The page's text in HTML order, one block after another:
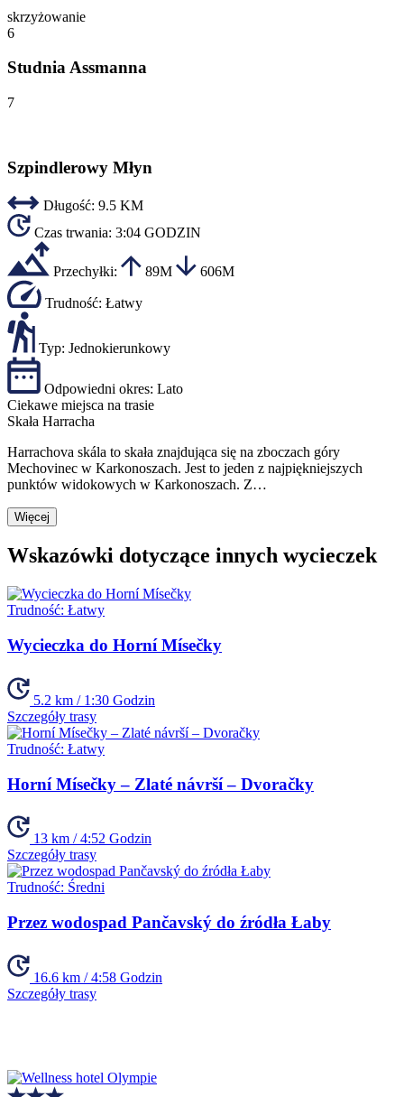
skrzyżowanie
6
Studnia Assmanna
7
Szpindlerowy Młyn
Długość: 9.5 KM
Czas trwania: 3:04 GODZIN
Przechyłki: 89M 606M
Trudność: Łatwy
Typ: Jednokierunkowy
Odpowiedni okres: Lato
Ciekawe miejsca na trasie
Skała Harracha
Harrachova skála to skała znajdująca się na zboczach góry
Mechovinec w Karkonoszach. Jest to jeden z najpiękniejszych
punktów widokowych w Karkonoszach. Z…
Więcej
Wskazówki dotyczące innych wycieczek
Trudność: Łatwy
Wycieczka do Horní Mísečky
5.2 km / 1:30 Godzin
Szczegóły trasy
Trudność: Łatwy
Horní Mísečky – Zlaté návrší – Dvoračky
13 km / 4:52 Godzin
Szczegóły trasy
Trudność: Średni
Przez wodospad Pančavský do źródła Łaby
16.6 km / 4:58 Godzin
Szczegóły trasy